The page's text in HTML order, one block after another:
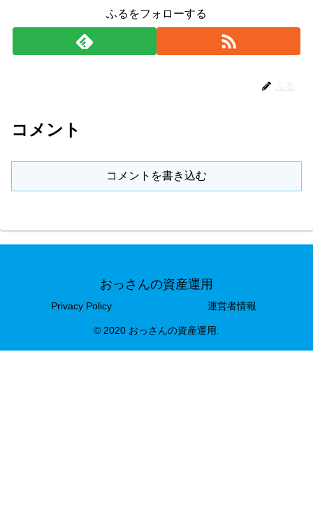
ふるをフォローする
コメント
コメントを書き込む
おっさんの資産運用
Privacy Policy 運営者情報
© 2020 おっさんの資産運用.